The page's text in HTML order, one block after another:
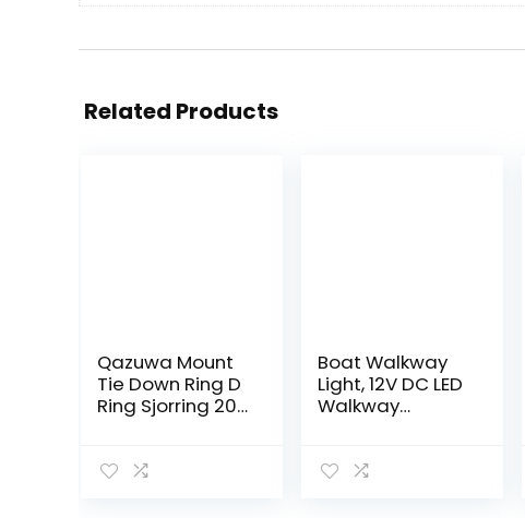
Related Products
Qazuwa Mount
Tie Down Ring D
Ring Sjorring 20
Duty Tie Down
Boat Walkway
Light, 12V DC LED
Walkway
lampkralen IP67